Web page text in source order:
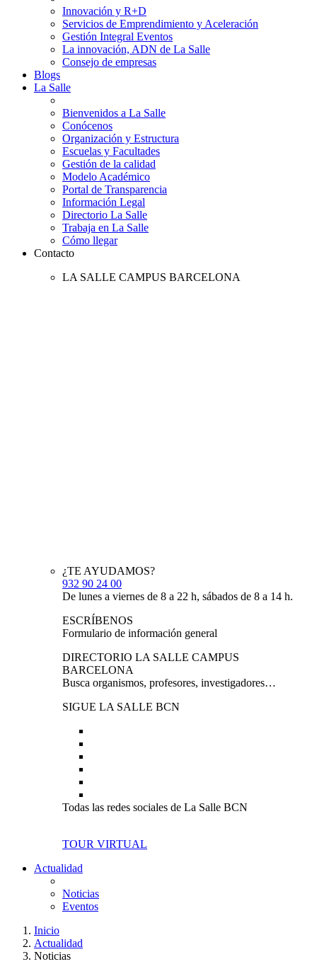
Innovación y R+D
Servicios de Emprendimiento y Aceleración
Gestión Integral Eventos
La innovación, ADN de La Salle
Consejo de empresas
Blogs
La Salle
Bienvenidos a La Salle
Conócenos
Organización y Estructura
Escuelas y Facultades
Gestión de la calidad
Modelo Académico
Portal de Transparencia
Información Legal
Directorio La Salle
Trabaja en La Salle
Cómo llegar
Contacto
LA SALLE CAMPUS BARCELONA
¿TE AYUDAMOS?
932 90 24 00
De lunes a viernes de 8 a 22 h, sábados de 8 a 14 h.
ESCRÍBENOS
Formulario de información general
DIRECTORIO LA SALLE CAMPUS
BARCELONA
Busca organismos, profesores, investigadores…
SIGUE LA SALLE BCN
Todas las redes sociales de La Salle BCN
TOUR VIRTUAL
Actualidad
Noticias
Eventos
Inicio
Actualidad
Noticias